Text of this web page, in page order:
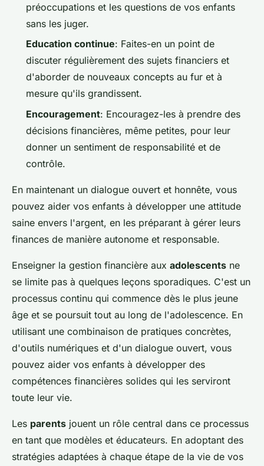
préoccupations et les questions de vos enfants
sans les juger.
Education continue: Faites-en un point de
discuter régulièrement des sujets financiers et
d'aborder de nouveaux concepts au fur et à
mesure qu'ils grandissent.
Encouragement: Encouragez-les à prendre des
décisions financières, même petites, pour leur
donner un sentiment de responsabilité et de
contrôle.
En maintenant un dialogue ouvert et honnête, vous
pouvez aider vos enfants à développer une attitude
saine envers l'argent, en les préparant à gérer leurs
finances de manière autonome et responsable.
Enseigner la gestion financière aux adolescents ne
se limite pas à quelques leçons sporadiques. C'est un
processus continu qui commence dès le plus jeune
âge et se poursuit tout au long de l'adolescence. En
utilisant une combinaison de pratiques concrètes,
d'outils numériques et d'un dialogue ouvert, vous
pouvez aider vos enfants à développer des
compétences financières solides qui les serviront
toute leur vie.
Les parents jouent un rôle central dans ce processus
en tant que modèles et éducateurs. En adoptant des
stratégies adaptées à chaque étape de la vie de vos